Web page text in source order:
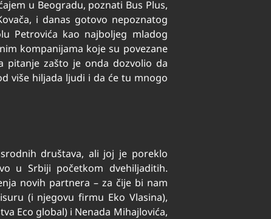
u Beogradu, poznati Bus Plus,
i danas gotovo nepoznatog
Petrovića kao najboljeg mladog
kompanijama koje su povezane
pitanje zašto je onda dozvolio da
više hiljada ljudi i da će tu mnogo
društava, ali joj je poreklo
u Srbiji početkom dvehiljaditih.
novih partnera – za čije bi nam
(i njegovu firmu Eko Vlasina),
Eco global) i Nenada Mihajlovića,